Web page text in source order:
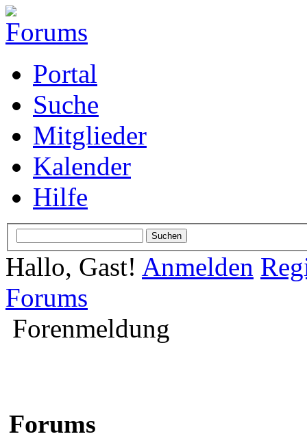
Portal
Suche
Mitglieder
Kalender
Hilfe
Hallo, Gast! Anmelden
Forums
Forenmeldung
Forums